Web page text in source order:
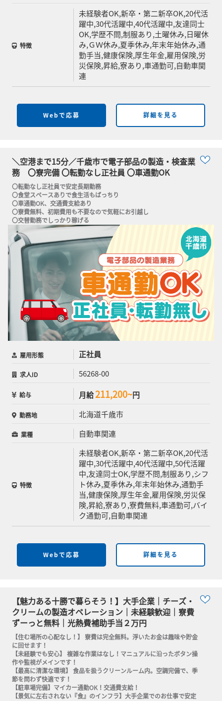
特徴
未経験者OK,新卒・第二新卒OK,20代活
躍中,30代活躍中,40代活躍中,友達同士
OK,学歴不問,制服あり,土曜休み,日曜休
み,ＧＷ休み,夏季休み,年末年始休み,通
勤手当,健康保険,厚生年金,雇用保険,労
災保険,昇給,寮あり,車通勤可,自動車関
連
Webで応募 詳細を見る
＼空港まで15分／千歳市で電子部品の製造・検査業
務 〇寮完備 〇転勤なし正社員 〇車通勤OK
〇転勤なし正社員で安定長期勤務
〇食堂スペースありで食生活もばっちり
〇車通勤OK、交通費支給あり
〇寮費無料、初期費用も不要なので気軽にお引越し
〇交替勤務でしっかり稼げる
雇用形態 正社員
求人ID 56268-00
給与 月給211,200~円
勤務地 北海道千歳市
業種 自動車関連
特徴
未経験者OK,新卒・第二新卒OK,20代活
躍中,30代活躍中,40代活躍中,50代活躍
中,友達同士OK,学歴不問,制服あり,シフ
ト休み,夏季休み,年末年始休み,通勤手
当,健康保険,厚生年金,雇用保険,労災保
険,昇給,寮あり,寮費無料,車通勤可,バイ
ク通勤可,自動車関連
Webで応募 詳細を見る
【魅力ある十勝で暮らそう！】大手企業｜チーズ・
クリームの製造オペレーション｜未経験歓迎｜寮費
ずーっと無料｜光熱費補助手当２万円
【住む場所の心配なし！】 寮費は完全無料。浮いたお金は趣味や貯金
に回せます！
【未経験でも安心】 複雑な作業はなし！マニュアルに沿ったボタン操
作や監視がメインです！
【最高に清潔な環境】 食品を扱うクリーンルーム内。空調完備で、季
節を問わず快適です！
【駐車場完備】マイカー通勤OK！交通費支給！
【景気に左右されない『食』のインフラ】大手企業でのお仕事で安定